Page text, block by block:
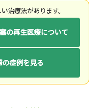
治療法があります。
の再生医療について
の症例を見る